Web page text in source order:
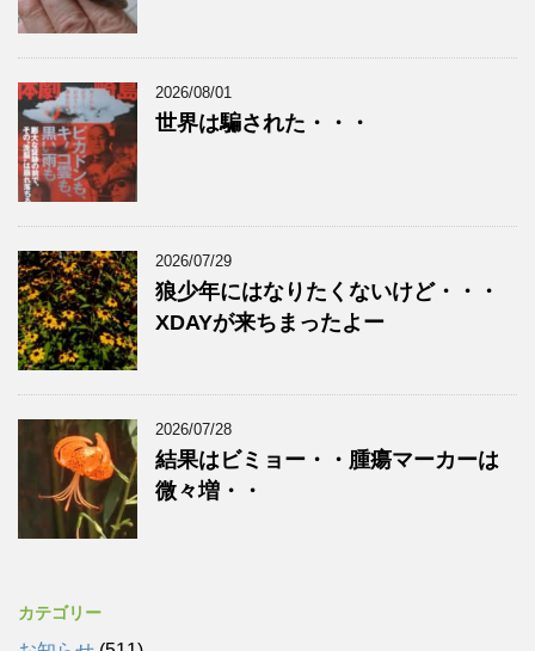
2026/08/01
世界は騙された・・・
2026/07/29
狼少年にはなりたくないけど・・・
XDAYが来ちまったよー
2026/07/28
結果はビミョー・・腫瘍マーカーは
微々増・・
カテゴリー